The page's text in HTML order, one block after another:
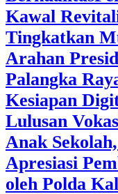
Kawal
Tingkatkan
Arahan
Palangka
Kesiapan
Lulusan
Anak
Apresiasi
oleh Polda